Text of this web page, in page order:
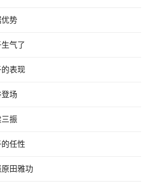
优势
气了
的表现
登场
三振
的任性
原田雅功